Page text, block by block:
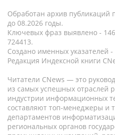
Обработан архив публикаций
до 08.2026 годы.
Ключевых фраз выявлено -
724413.
Создано именных указателей -
Редакция Индексной книги
Читатели CNews — это
из самых успешных отраслей
индустрии информационных
составляют топ-менеджеры и
департаментов
региональных органов